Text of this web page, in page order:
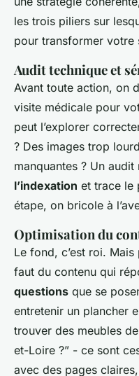
les trois piliers sur
pour transformer votre
Audit technique et
Avant toute action, on
visite médicale pour
peut l’explorer
? Des images trop
manquantes ? Un
l’indexation et trace le
étape, on bricole à
Optimisation du
Le fond, c’est roi.
faut du contenu qui
questions que se
entretenir un plancher
trouver des meubles
et-Loire ?” - ce sont
avec des pages